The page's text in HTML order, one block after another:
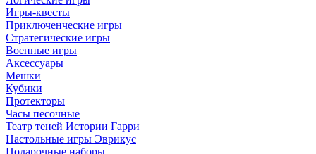
Игры-квесты
Приключенческие игры
Стратегические игры
Военные игры
Аксессуары
Мешки
Кубики
Протекторы
Часы песочные
Театр теней Истории Гарри
Настольные игры Эврикус
Подарочные наборы